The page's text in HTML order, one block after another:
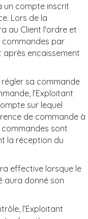
un compte inscrit
Lors de la
au Client l'ordre et
commandes par
encaissement
régler sa commande
l’Exploitant
sur lequel
de commande à
commandes sont
la réception du
effective lorsque le
aura donné son
l’Exploitant